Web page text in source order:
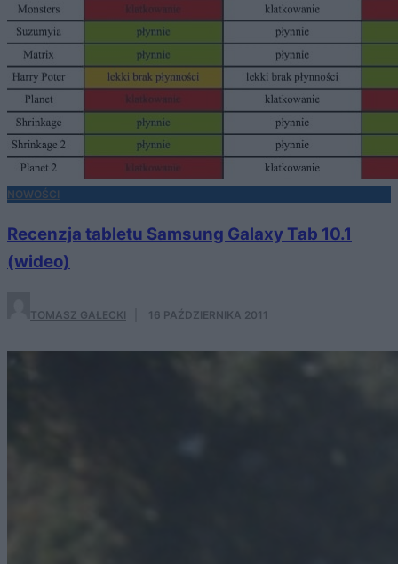
NOWOŚCI
Recenzja tabletu Samsung Galaxy Tab 10.1
(wideo)
TOMASZ GAŁECKI 16 PAŹDZIERNIKA 2011